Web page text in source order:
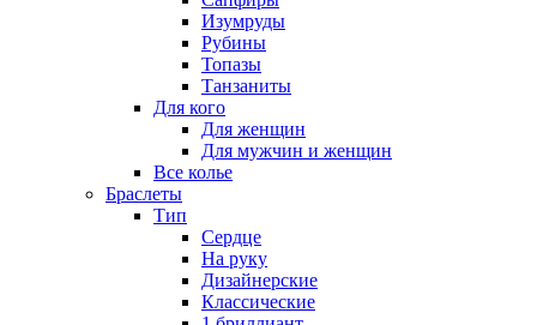
Изумруды
Рубины
Топазы
Танзаниты
Для кого
Для женщин
Для мужчин и женщин
Все колье
Браслеты
Тип
Сердце
На руку
Дизайнерские
Классические